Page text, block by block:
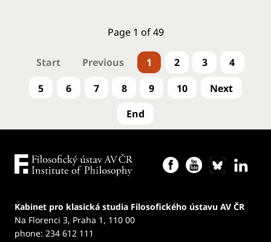
Page 1 of 49
1 2 3
4
5
6 7 8 9 10
Kabinet pro klasická studia Filosofického ústavu AV ČR
Na Florenci 3, Praha 1, 110 00
phone: 234 612 111